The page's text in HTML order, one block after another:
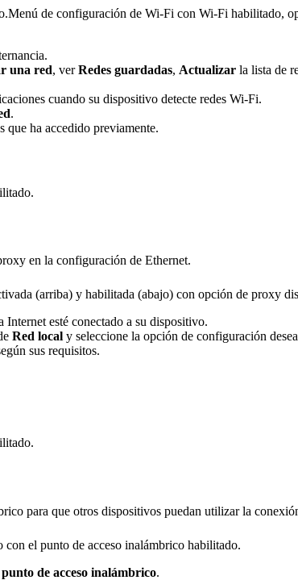
Menú de configuración de Wi-Fi con Wi-Fi habilitado,
una red, verRedes guardadas, Actualizar la lista de
cuando su dispositivo detecte redes Wi-Fi.
.
que ha accedido previamente.
en la configuración de Ethernet.
(arriba) y habilitada (abajo) con opción de proxy
Internet esté conectado a su dispositivo.
Red local y seleccione la opción de configuración
sus requisitos.
para que otros dispositivos puedan utilizar la
el punto de acceso inalámbrico habilitado.
punto de acceso inalámbrico.